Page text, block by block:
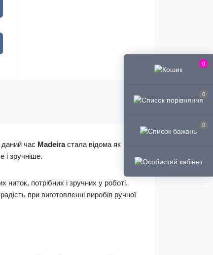
0
0
0
час Madeiraстала відома як
і зручніше.
потрібних і зручних у роботі.
при виготовленні виробів ручної